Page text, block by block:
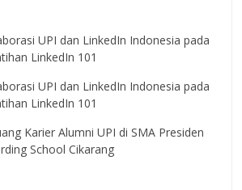
UPI dan LinkedIn Indonesia pada
LinkedIn 101
UPI dan LinkedIn Indonesia pada
LinkedIn 101
Karier Alumni UPI di SMA Presiden
School Cikarang